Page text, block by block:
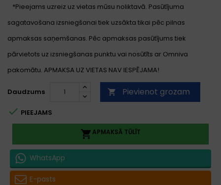
*Pieejams uzreiz uz vietas mūsu noliktavā. Pasūtījuma
sagatavošana izsniegšanai tiek uzsākta tikai pēc pilnas
apmaksas saņemšanas. Pēc apmaksas pasūtījums tiek
pārvietots uz izsniegšanas punktu vai nosūtīts ar Omniva
pakomātu. APMAKSA UZ VIETAS NAV IESPĒJAMA!
Daudzums  Pievienot grozam
 PIEEJAMS
APMAKSĀ TŪLĪT
WhatsApp
E-pasts